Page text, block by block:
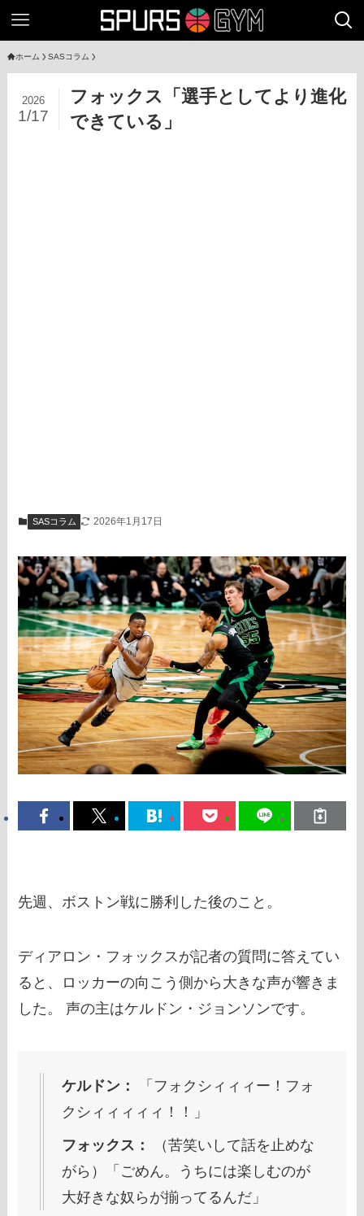
ホーム SASコラム
フォックス「選手としてより進化
できている」
2026
1/17
SASコラム 2026年1月17日
先週、ボストン戦に勝利した後のこと。
ディアロン・フォックスが記者の質問に答えてい
ると、ロッカーの向こう側から大きな声が響きま
した。 声の主はケルドン・ジョンソンです。
ケルドン：
「フォクシィィィー！フォ
クシィィィィィ！！」
フォックス：
（苦笑いして話を止めな
がら）「ごめん。うちには楽しむのが
大好きな奴らが揃ってるんだ」